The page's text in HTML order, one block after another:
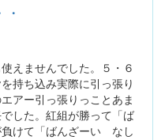
えませんでした。５・６
持ち込み実際に引っ張り
アー引っ張りっことあま
した。紅組が勝って「ば
けて「ばんざーい なし